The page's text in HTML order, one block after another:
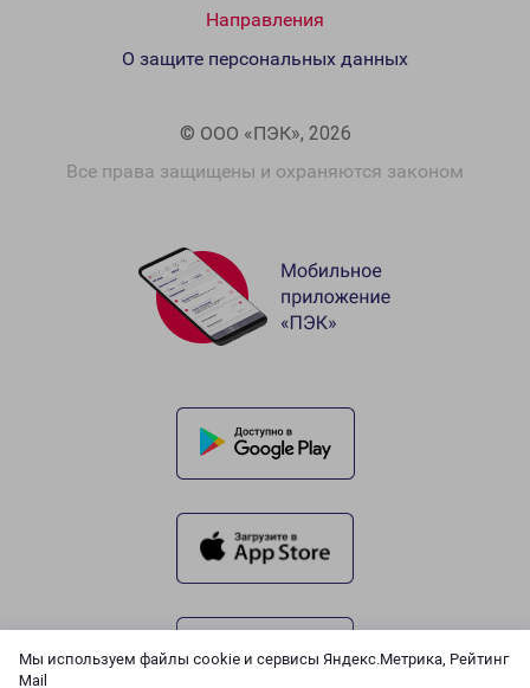
Мы используем файлы cookie и сервисы Яндекс.Метрика, Рейтинг
Mail
Направления
© ООО «ПЭК», 2026
Все права защищены и охраняются законом
О защите персональных данных